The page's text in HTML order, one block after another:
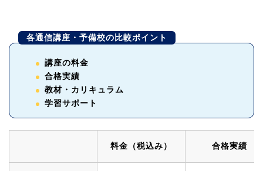
各通信講座・予備校の比較ポイント
講座の料金
合格実績
教材・カリキュラム
学習サポート
料金（税込み） 合格実績